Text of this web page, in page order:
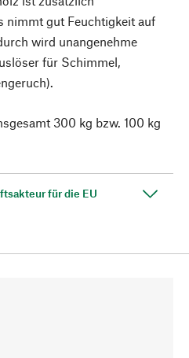
nimmt gut Feuchtigkeit auf
wird unangenehme
für Schimmel,
300 kg bzw. 100 kg
für die EU